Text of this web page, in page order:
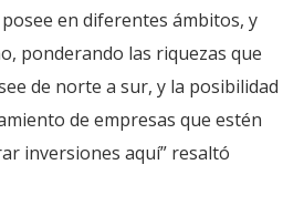
en diferentes ámbitos, y
ponderando las riquezas que
de norte a sur, y la posibilidad
de empresas que estén
inversiones aquí” resaltó